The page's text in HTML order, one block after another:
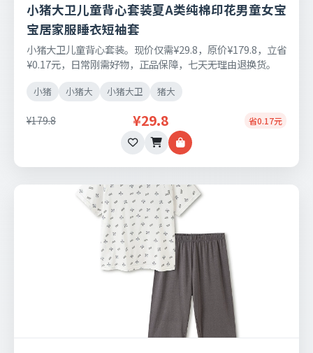
小猪大卫儿童背心套装夏A类纯棉印花男童女宝
宝居家服睡衣短袖套
小猪大卫儿童背心套装。现价仅需¥29.8，原价¥179.8，立省
¥0.17元，日常刚需好物，正品保障，七天无理由退换货。
小猪 小猪大 小猪大卫 猪大
¥179.8 ¥29.8 省0.17元